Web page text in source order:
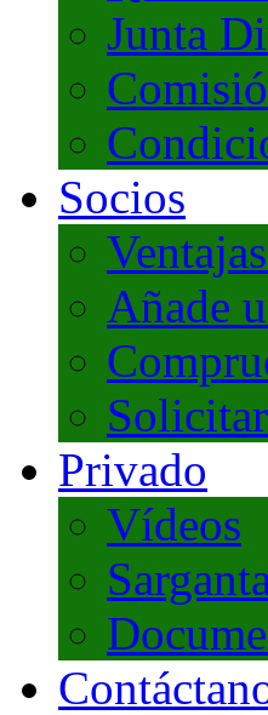
Junta
Socios
Añade
Privado
Vídeos